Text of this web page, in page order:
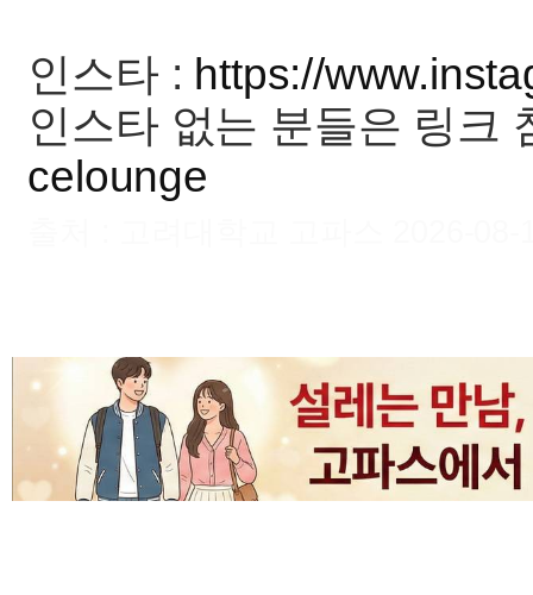
인스타 : https://
인스타 없는 분들은 링크
celounge